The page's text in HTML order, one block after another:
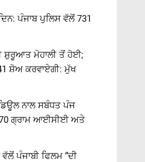
ਪੰਜਾਬ ਪੁਲਿਸ ਵੱਲੋਂ 731
ਸ਼ੁਰੂਆਤ ਮੋਹਾਲੀ ਤੋਂ ਹੋਈ;
ਸ਼ੋਅ ਕਰਵਾਏਗੀ: ਮੁੱਖ
ਨਾਲ ਸਬੰਧਤ ਪੰਜ
ਗ੍ਰਾਮ ਆਈਸੀਈ ਅਤੇ
ਪੰਜਾਬੀ ਫਿਲਮ “ਦੀ